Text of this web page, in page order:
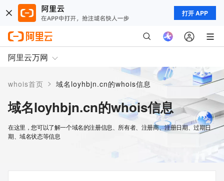
打开 APP
阿里云万网
whois首页 > 域名loyhbjn.cn的whois信息
域名loyhbjn.cn的whois信息
在这里，您可以了解一个域名的注册信息、所有者、注册商、注册日期、过期日
期、域名状态等信息